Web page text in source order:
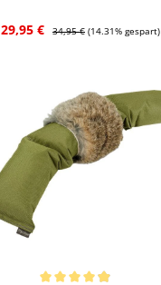
Verkaufspreis:
29,95 € Regulärer Preis:
34,95 € (14.31% gespart)